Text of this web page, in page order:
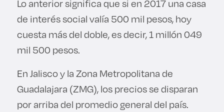
Lo anterior significa que si en 2017 una casa
de interés social valía 500 mil pesos, hoy
cuesta más del doble, es decir, 1 millón 049
mil 500 pesos.
En Jalisco y la Zona Metropolitana de
Guadalajara (ZMG), los precios se disparan
por arriba del promedio general del país.